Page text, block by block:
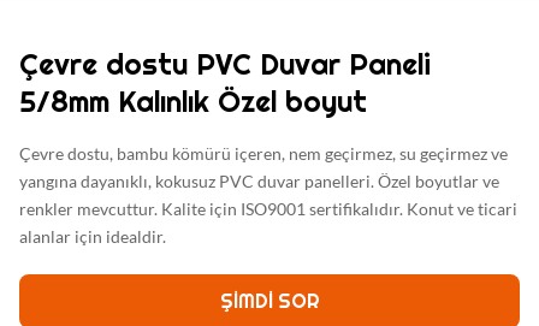
Çevre dostu PVC Duvar Paneli
5/8mm Kalınlık Özel boyut
Çevre dostu, bambu kömürü içeren, nem geçirmez, su geçirmez ve
yangına dayanıklı, kokusuz PVC duvar panelleri. Özel boyutlar ve
renkler mevcuttur. Kalite için ISO9001 sertifikalıdır. Konut ve ticari
alanlar için idealdir.
ŞIMDI SOR